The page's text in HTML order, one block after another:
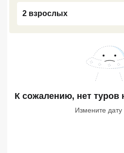
2 взрослых
К сожалению, нет туров
Измените дату
Недорогие отели 3*
звезды